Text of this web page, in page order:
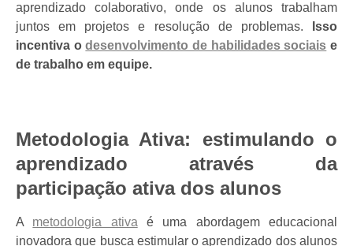
aprendizado colaborativo, onde os alunos trabalham
juntos em projetos e resolução de problemas. Isso
incentiva odesenvolvimento de habilidades sociais e
de trabalho em equipe.
Metodologia Ativa: estimulando o
aprendizado através da
participação ativa dos alunos
A metodologia ativa é uma abordagem educacional
inovadora que busca estimular o aprendizado dos alunos